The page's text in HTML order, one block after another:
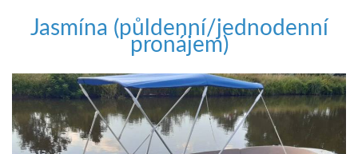
Jasmína (půldenní/jednodenní
pronájem)